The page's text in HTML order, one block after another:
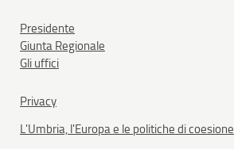
Presidente
Giunta Regionale
Gli uffici
Privacy
L'Umbria, l'Europa e le politiche di coesione